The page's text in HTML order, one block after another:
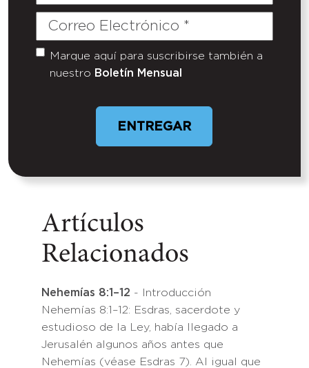
Correo
Untitled
Marque aquí para suscribirse también a
nuestro Boletín Mensual
Artículos
Relacionados
Nehemías 8:1–12 - Introducción
Nehemías 8:1–12: Esdras, sacerdote y
estudioso de la Ley, había llegado a
Jerusalén algunos años antes que
Nehemías (véase Esdras 7). Al igual que